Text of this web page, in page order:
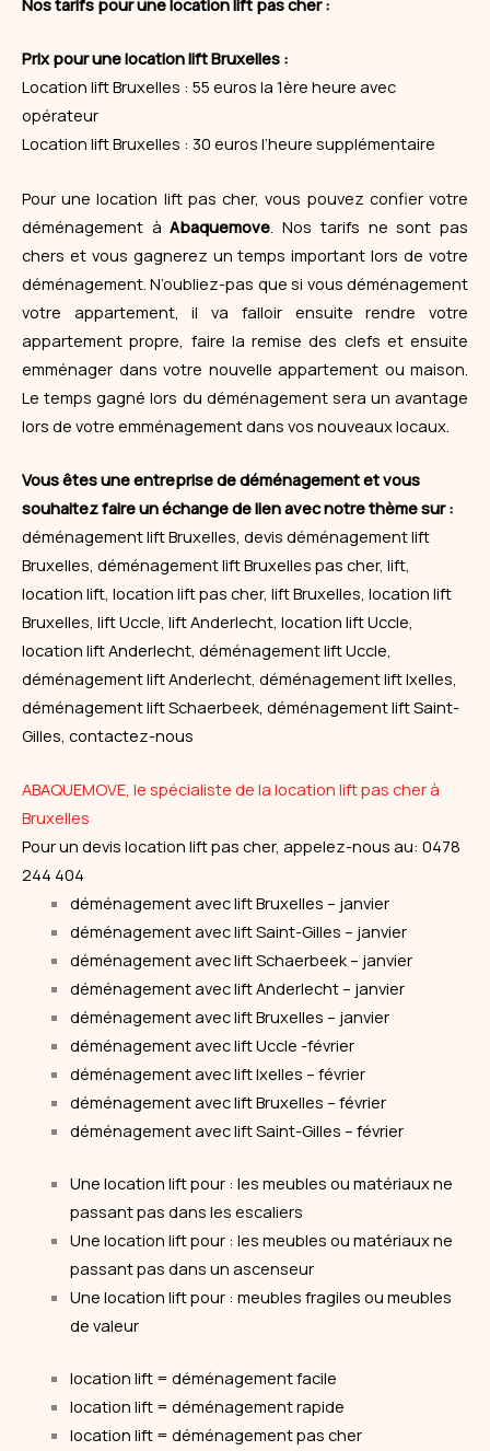
Prix pour une location lift Bruxelles :
Location lift Bruxelles : 55 euros la 1ère heure avec
opérateur
Location lift Bruxelles : 30 euros l’heure supplémentaire
Pour une location lift pas cher, vous pouvez confier votre
déménagement àAbaquemove . Nos tarifs ne sont pas
chers et vous gagnerez un temps important lors de votre
déménagement. N’oubliez-pas que si vous déménagement
votre appartement, il va falloir ensuite rendre votre
appartement propre, faire la remise des clefs et ensuite
emménager dans votre nouvelle appartement ou maison.
Le temps gagné lors du déménagement sera un avantage
lors de votre emménagement dans vos nouveaux locaux.
Vous êtes une entreprise de déménagement et vous
souhaitez faire un échange de lien avec notre thème sur :
déménagement lift Bruxelles, devis déménagement lift
Bruxelles, déménagement lift Bruxelles pas cher, lift,
location lift, location lift pas cher, lift Bruxelles, location lift
Bruxelles, lift Uccle, lift Anderlecht, location lift Uccle,
location lift Anderlecht, déménagement lift Uccle,
déménagement lift Anderlecht, déménagement lift Ixelles,
déménagement lift Schaerbeek, déménagement lift Saint-
Gilles, contactez-nous
ABAQUEMOVE, le spécialiste de la location lift pas cher à
Bruxelles
Pour un devis location lift pas cher, appelez-nous au: 0478
244 404
déménagement avec lift Bruxelles – janvier
déménagement avec lift Saint-Gilles – janvier
déménagement avec lift Schaerbeek – janvier
déménagement avec lift Anderlecht – janvier
déménagement avec lift Bruxelles – janvier
déménagement avec lift Uccle -février
déménagement avec lift Ixelles – février
déménagement avec lift Bruxelles – février
déménagement avec lift Saint-Gilles – février
Une location lift pour : les meubles ou matériaux ne
passant pas dans les escaliers
Une location lift pour : les meubles ou matériaux ne
passant pas dans un ascenseur
Une location lift pour : meubles fragiles ou meubles
de valeur
location lift = déménagement facile
location lift = déménagement rapide
location lift = déménagement pas cher